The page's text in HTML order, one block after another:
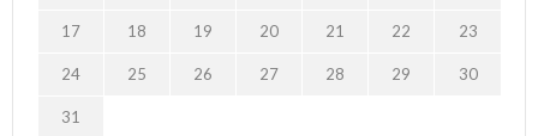
17 18 19 20 21 22 23
24 25 26 27 28 29 30
31